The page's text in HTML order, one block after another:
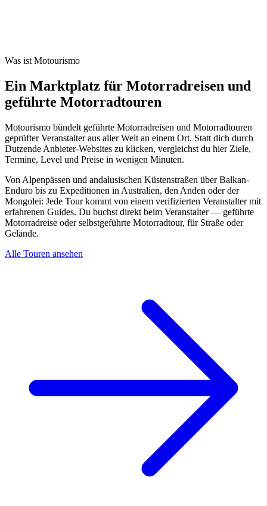
Was ist Motourismo
Ein Marktplatz für Motorradreisen und
geführte Motorradtouren
Motourismo bündelt geführte Motorradreisen und Motorradtouren
geprüfter Veranstalter aus aller Welt an einem Ort. Statt dich durch
Dutzende Anbieter-Websites zu klicken, vergleichst du hier Ziele,
Termine, Level und Preise in wenigen Minuten.
Von Alpenpässen und andalusischen Küstenstraßen über Balkan-
Enduro bis zu Expeditionen in Australien, den Anden oder der
Mongolei: Jede Tour kommt von einem verifizierten Veranstalter mit
erfahrenen Guides. Du buchst direkt beim Veranstalter — geführte
Motorradreise oder selbstgeführte Motorradtour, für Straße oder
Gelände.
Alle Touren ansehen